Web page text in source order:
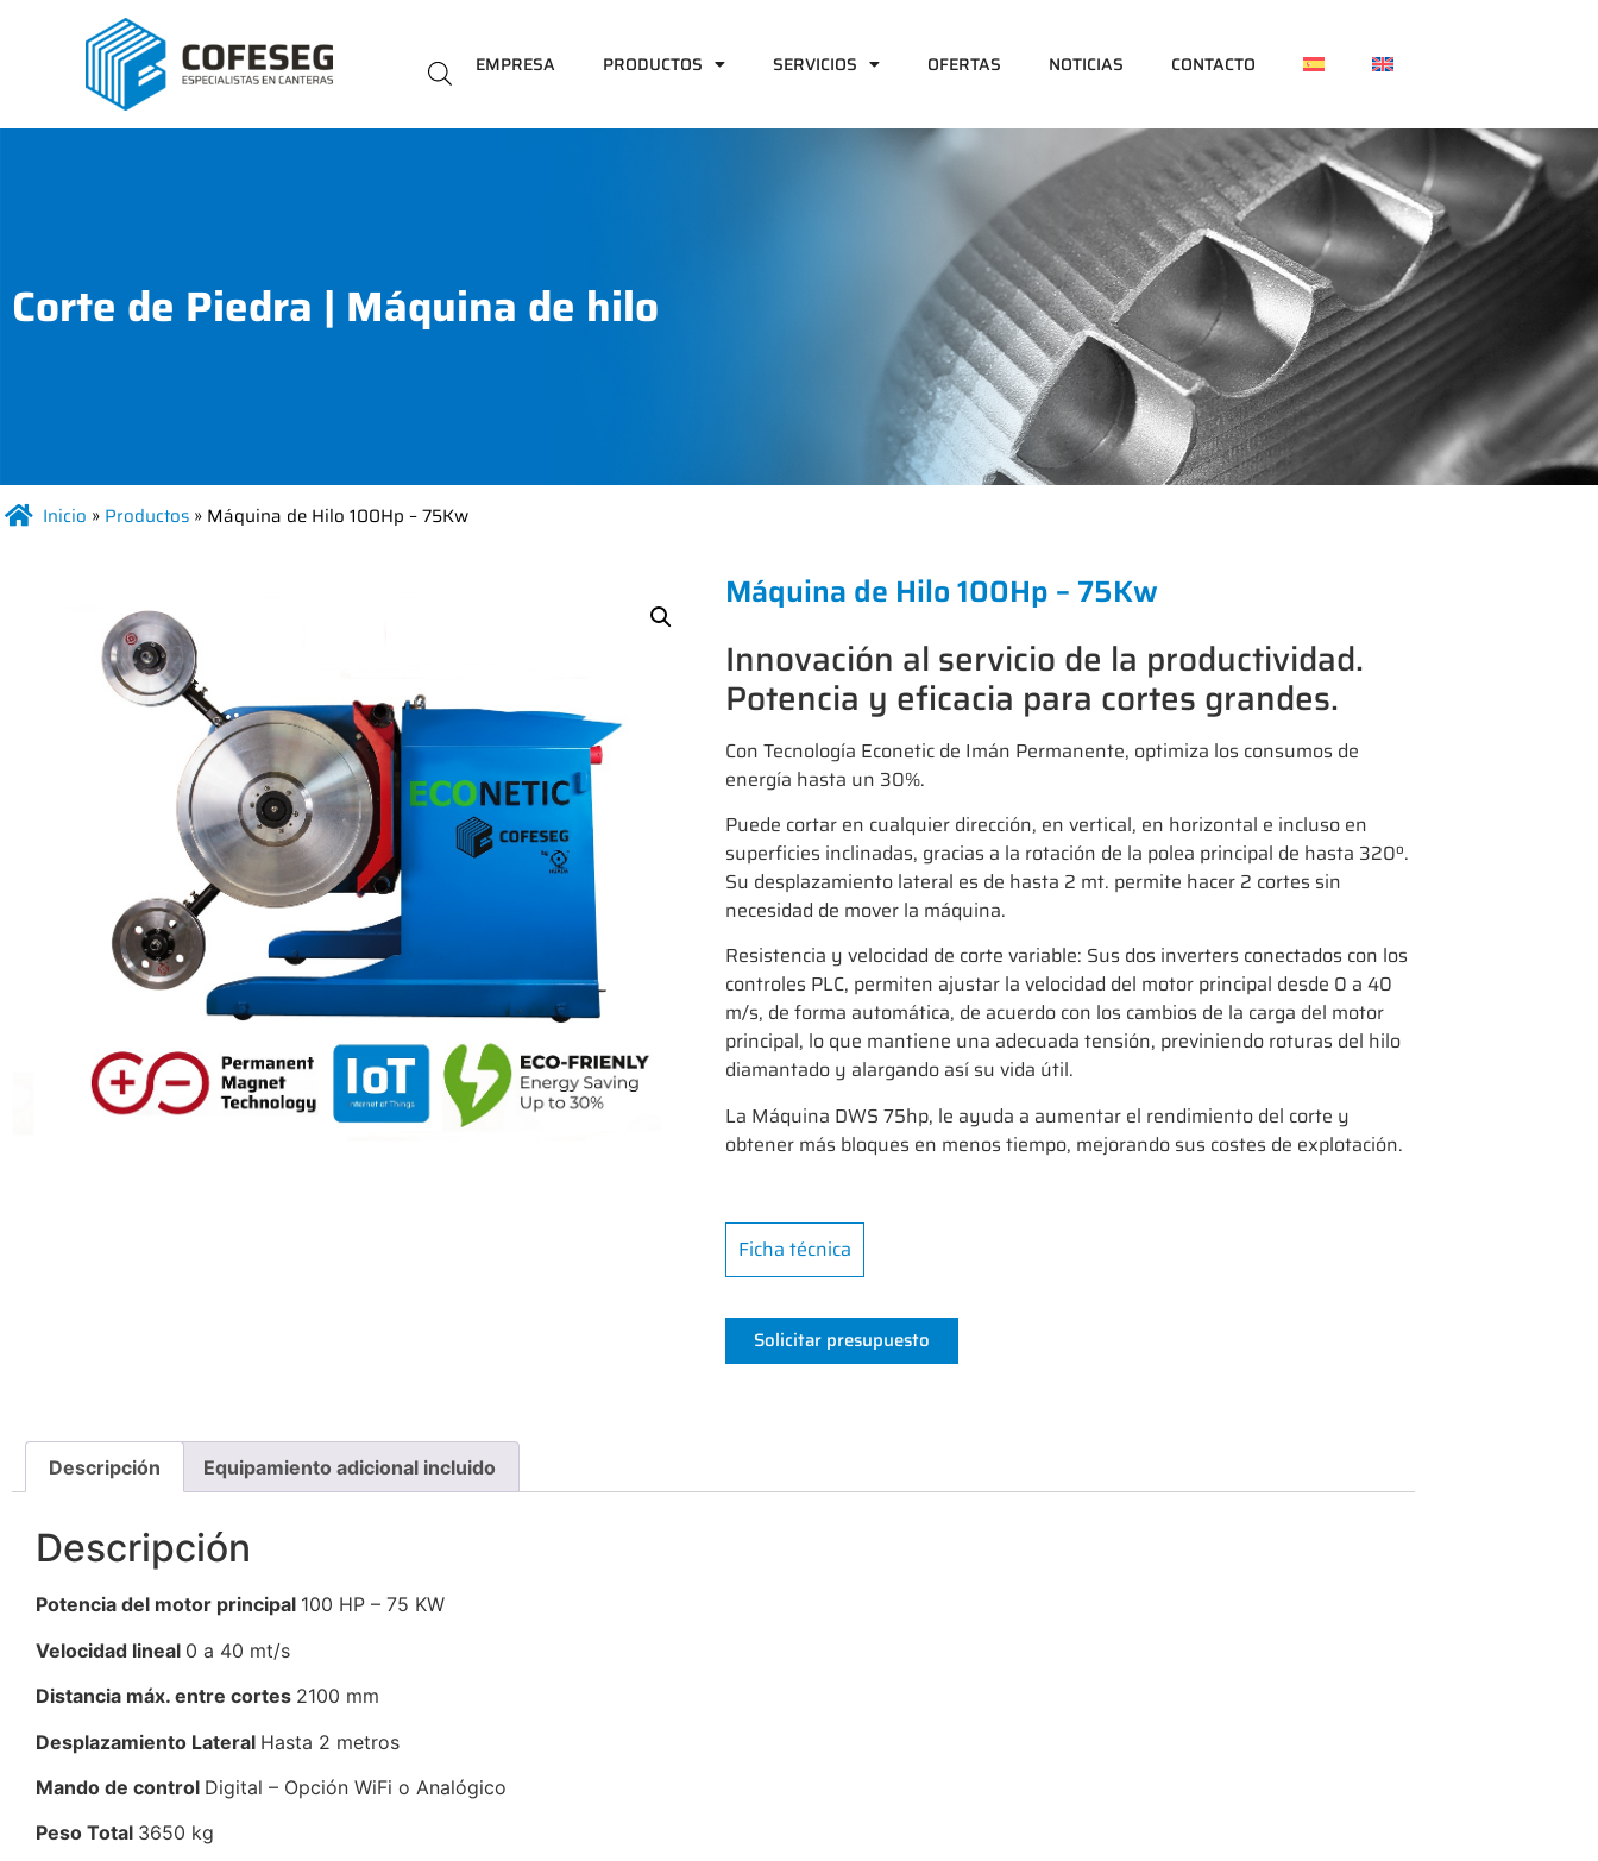
EMPRESA PRODUCTOS SERVICIOS OFERTAS NOTICIAS CONTACTO
Corte de Piedra | Máquina de hilo
Inicio » Productos » Máquina de Hilo 100Hp – 75Kw
Máquina de Hilo 100Hp – 75Kw
Innovación al servicio de la productividad.
Potencia y eficacia para cortes grandes.
Con Tecnología Econetic de Imán Permanente, optimiza los consumos de
energía hasta un 30%.
Puede cortar en cualquier dirección, en vertical, en horizontal e incluso en
superficies inclinadas, gracias a la rotación de la polea principal de hasta 320º.
Su desplazamiento lateral es de hasta 2 mt. permite hacer 2 cortes sin
necesidad de mover la máquina.
Resistencia y velocidad de corte variable: Sus dos inverters conectados con los
controles PLC, permiten ajustar la velocidad del motor principal desde 0 a 40
m/s, de forma automática, de acuerdo con los cambios de la carga del motor
principal, lo que mantiene una adecuada tensión, previniendo roturas del hilo
diamantado y alargando así su vida útil.
La Máquina DWS 75hp, le ayuda a aumentar el rendimiento del corte y
obtener más bloques en menos tiempo, mejorando sus costes de explotación.
Ficha técnica
Solicitar presupuesto
Descripción Equipamiento adicional incluido
Descripción
Potencia del motor principal 100 HP – 75 KW
Velocidad lineal 0 a 40 mt/s
Distancia máx. entre cortes 2100 mm
Desplazamiento Lateral Hasta 2 metros
Mando de control Digital – Opción WiFi o Analógico
Peso Total 3650 kg